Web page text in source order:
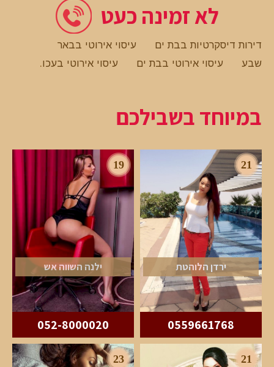
לא זמינה כעט
דירות דיסקרטיות בבת ים
עיסוי אירוטי בבאר
שבע
עיסוי אירוטי בבת ים עיסוי אירוטי בעכו.
במיוחד בשבילכם
21
ירדן הלוהטת
0559661768
19
ילנה השווה אש
052-8000020
21
23